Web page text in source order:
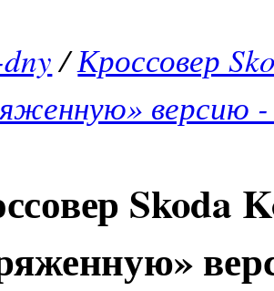
/Кроссовер
версию
Skoda